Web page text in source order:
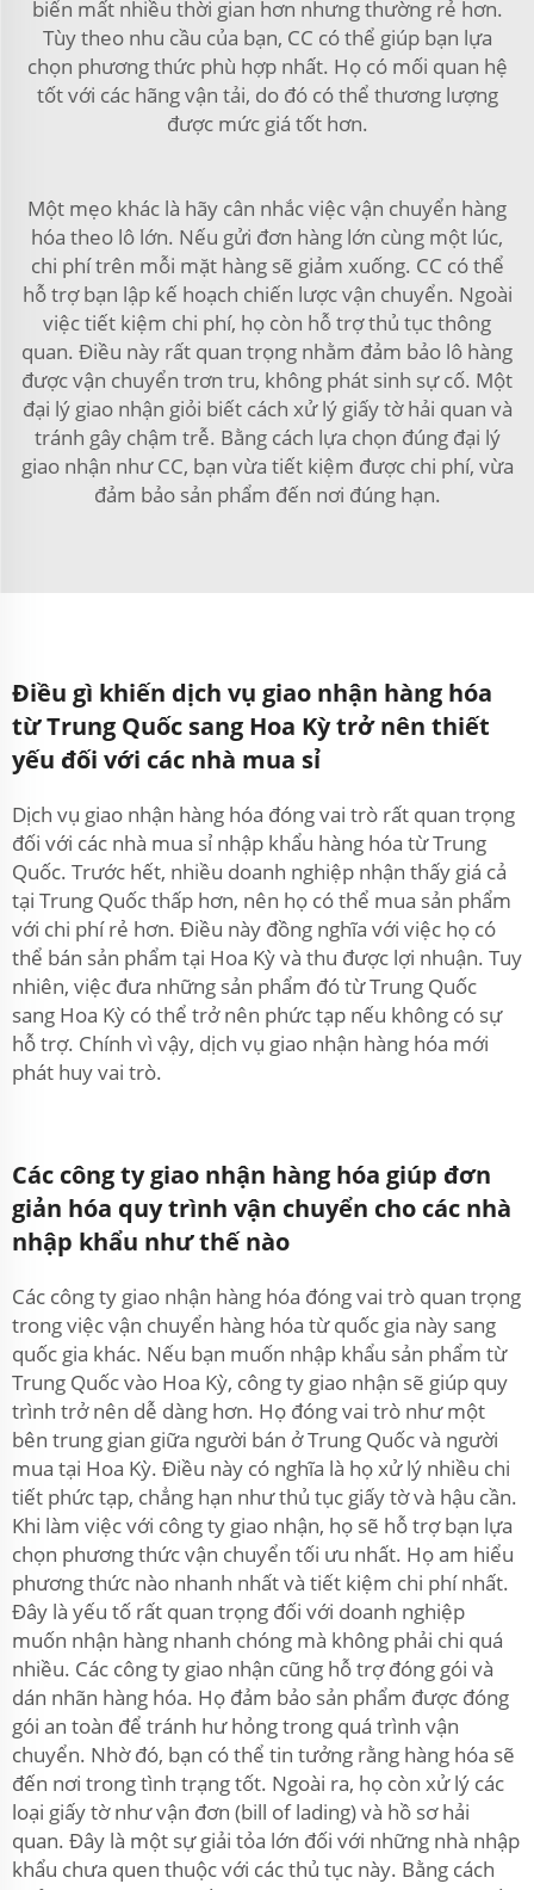
biển mất nhiều thời gian hơn nhưng thường rẻ hơn.
Tùy theo nhu cầu của bạn, CC có thể giúp bạn lựa
chọn phương thức phù hợp nhất. Họ có mối quan hệ
tốt với các hãng vận tải, do đó có thể thương lượng
được mức giá tốt hơn.
Một mẹo khác là hãy cân nhắc việc vận chuyển hàng
hóa theo lô lớn. Nếu gửi đơn hàng lớn cùng một lúc,
chi phí trên mỗi mặt hàng sẽ giảm xuống. CC có thể
hỗ trợ bạn lập kế hoạch chiến lược vận chuyển. Ngoài
việc tiết kiệm chi phí, họ còn hỗ trợ thủ tục thông
quan. Điều này rất quan trọng nhằm đảm bảo lô hàng
được vận chuyển trơn tru, không phát sinh sự cố. Một
đại lý giao nhận giỏi biết cách xử lý giấy tờ hải quan và
tránh gây chậm trễ. Bằng cách lựa chọn đúng đại lý
giao nhận như CC, bạn vừa tiết kiệm được chi phí, vừa
đảm bảo sản phẩm đến nơi đúng hạn.
Điều gì khiến dịch vụ giao nhận hàng hóa
từ Trung Quốc sang Hoa Kỳ trở nên thiết
yếu đối với các nhà mua sỉ
Dịch vụ giao nhận hàng hóa đóng vai trò rất quan trọng
đối với các nhà mua sỉ nhập khẩu hàng hóa từ Trung
Quốc. Trước hết, nhiều doanh nghiệp nhận thấy giá cả
tại Trung Quốc thấp hơn, nên họ có thể mua sản phẩm
với chi phí rẻ hơn. Điều này đồng nghĩa với việc họ có
thể bán sản phẩm tại Hoa Kỳ và thu được lợi nhuận. Tuy
nhiên, việc đưa những sản phẩm đó từ Trung Quốc
sang Hoa Kỳ có thể trở nên phức tạp nếu không có sự
hỗ trợ. Chính vì vậy, dịch vụ giao nhận hàng hóa mới
phát huy vai trò.
Các công ty giao nhận hàng hóa giúp đơn
giản hóa quy trình vận chuyển cho các nhà
nhập khẩu như thế nào
Các công ty giao nhận hàng hóa đóng vai trò quan trọng
trong việc vận chuyển hàng hóa từ quốc gia này sang
quốc gia khác. Nếu bạn muốn nhập khẩu sản phẩm từ
Trung Quốc vào Hoa Kỳ, công ty giao nhận sẽ giúp quy
trình trở nên dễ dàng hơn. Họ đóng vai trò như một
bên trung gian giữa người bán ở Trung Quốc và người
mua tại Hoa Kỳ. Điều này có nghĩa là họ xử lý nhiều chi
tiết phức tạp, chẳng hạn như thủ tục giấy tờ và hậu cần.
Khi làm việc với công ty giao nhận, họ sẽ hỗ trợ bạn lựa
chọn phương thức vận chuyển tối ưu nhất. Họ am hiểu
phương thức nào nhanh nhất và tiết kiệm chi phí nhất.
Đây là yếu tố rất quan trọng đối với doanh nghiệp
muốn nhận hàng nhanh chóng mà không phải chi quá
nhiều. Các công ty giao nhận cũng hỗ trợ đóng gói và
dán nhãn hàng hóa. Họ đảm bảo sản phẩm được đóng
gói an toàn để tránh hư hỏng trong quá trình vận
chuyển. Nhờ đó, bạn có thể tin tưởng rằng hàng hóa sẽ
đến nơi trong tình trạng tốt. Ngoài ra, họ còn xử lý các
loại giấy tờ như vận đơn (bill of lading) và hồ sơ hải
quan. Đây là một sự giải tỏa lớn đối với những nhà nhập
khẩu chưa quen thuộc với các thủ tục này. Bằng cách